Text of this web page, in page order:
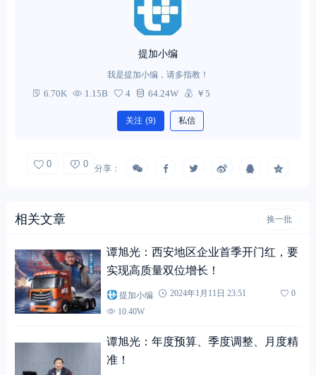
提加小编
我是提加小编，请多指教！
6.70K 1.15B 4 64.24W ￥5
关注 (9) 私信
0 0 分享：
相关文章 换一批
谭旭光：西安地区企业首季开门红，要
实现高质量双位增长！
提加小编 2024年1月11日 23:51
0
10.40W
谭旭光：年度预算、季度调整、月度精
准！